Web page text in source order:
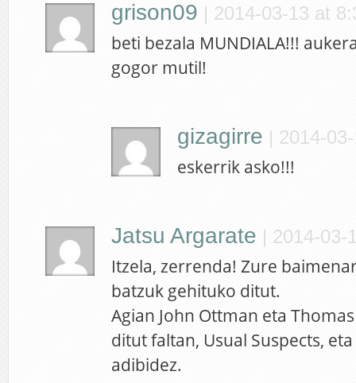
grison09 | 2014-03-13 at
beti bezala MUNDIALA!!!
gogor mutil!
gizagirre | 2014-
eskerrik asko!!!
Jatsu Argarate | 2014-03-
Itzela, zerrenda! Zure
batzuk gehituko ditut.
Agian John Ottman eta
ditut faltan, Usual Suspects,
adibidez.